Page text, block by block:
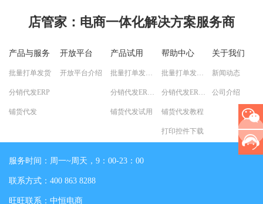
店管家 ：电商一体化解决方案服务商
产品与服务
批量打单发货
分销代发ERP
铺货代发
开放平台
开放平台介绍
产品试用
铺货代发试用
帮助中心
批量打单发货教程
铺货代发教程
打印控件下载
关于我们
新闻动态
公司介绍
服务时间：周一~周天，9：00-23：00
联系方式：400 863 8288
旺旺联系：中恒电商